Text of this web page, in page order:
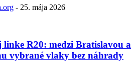
- 25. mája 2026
linke R20: medzi Bratislavou a
vybrané vlaky bez náhrady